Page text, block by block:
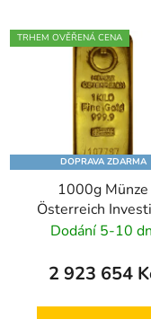
TRHEM OVĚŘENÁ CENA
DOPRAVA ZDARMA
1000g Münze
Österreich
zlatý slitek
Dodání 5-10
2 923 654